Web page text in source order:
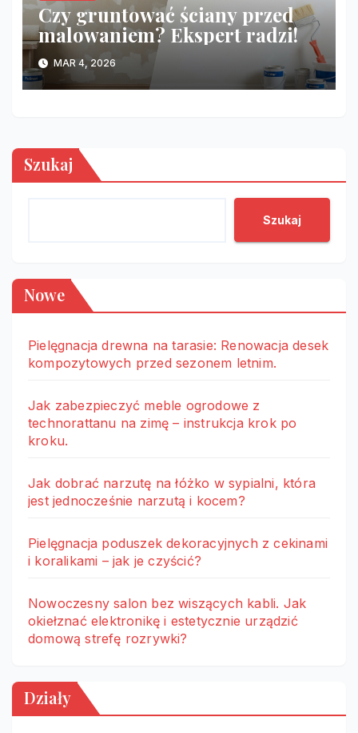
Czy gruntować ściany przed
malowaniem? Ekspert radzi!
MAR 4, 2026
Szukaj
Szukaj
Nowe
Pielęgnacja drewna na tarasie: Renowacja desek
kompozytowych przed sezonem letnim.
Jak zabezpieczyć meble ogrodowe z
technorattanu na zimę – instrukcja krok po
kroku.
Jak dobrać narzutę na łóżko w sypialni, która
jest jednocześnie narzutą i kocem?
Pielęgnacja poduszek dekoracyjnych z cekinami
i koralikami – jak je czyścić?
Nowoczesny salon bez wiszących kabli. Jak
okiełznać elektronikę i estetycznie urządzić
domową strefę rozrywki?
Działy